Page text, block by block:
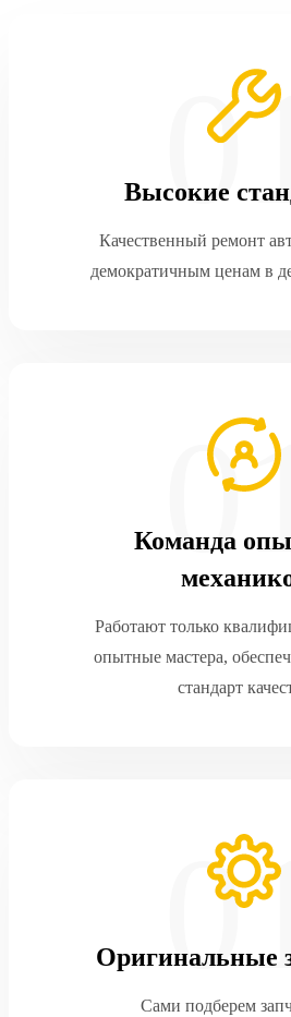
Высокие
Качественный ремонт
демократичным ценам в
Команда
Работают только
опытные мастера,
стандарт
Оригинальные
Сами подберем